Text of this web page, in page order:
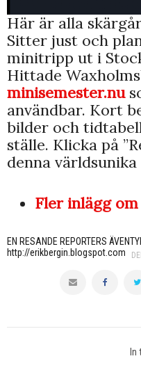
Här är alla
Sitter just och
minitripp ut i
Hittade
minisemester.nu
användbar. Kort
bilder och
ställe. Klicka på
denna
Fler inlägg
EN RESANDE REPORTERS
http://erikbergin.blogspot.com
In